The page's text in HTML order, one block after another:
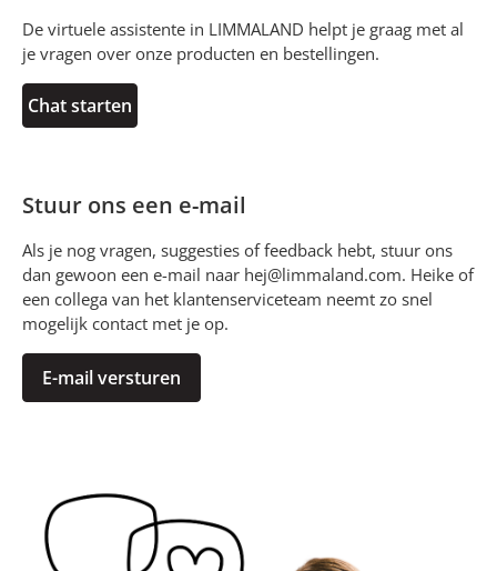
De virtuele assistente in LIMMALAND helpt je graag met al
je vragen over onze producten en bestellingen.
Chat starten
Stuur ons een e-mail
Als je nog vragen, suggesties of feedback hebt, stuur ons
dan gewoon een e-mail naar hej@limmaland.com. Heike of
een collega van het klantenserviceteam neemt zo snel
mogelijk contact met je op.
E-mail versturen